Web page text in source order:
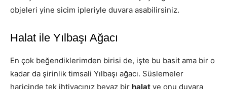
objeleri yine sicim ipleriyle duvara asabilirsiniz.
Halat ile Yılbaşı Ağacı
En çok beğendiklerimden birisi de, işte bu basit ama bir o
kadar da şirinlik timsali Yılbaşı ağacı. Süslemeler
haricinde tek ihtiyacınız beyaz bir halat ve onu duvara